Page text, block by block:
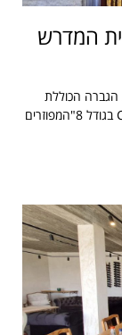
המדרש
הכוללת
רמקולים שקועים מבית חברת TANNOY מסדרת CVS בגודל 8"המפוזרים